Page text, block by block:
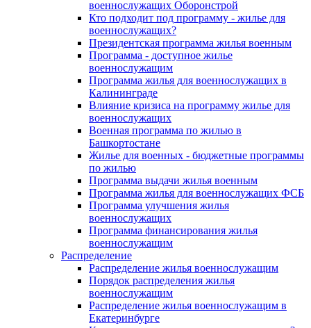
военнослужащих Оборонстрой
Кто подходит под программу - жилье для
военнослужащих?
Президентская программа жилья военным
Программа - доступное жилье
военнослужащим
Программа жилья для военнослужащих в
Калининграде
Влияние кризиса на программу жилье для
военнослужащих
Военная программа по жилью в
Башкортостане
Жилье для военных - бюджетные программы
по жилью
Программа выдачи жилья военным
Программа жилья для военнослужащих ФСБ
Программа улучшения жилья
военнослужащих
Программа финансирования жилья
военнослужащим
Распределение
Распределение жилья военнослужащим
Порядок распределения жилья
военнослужащим
Распределение жилья военнослужащим в
Екатеринбурге